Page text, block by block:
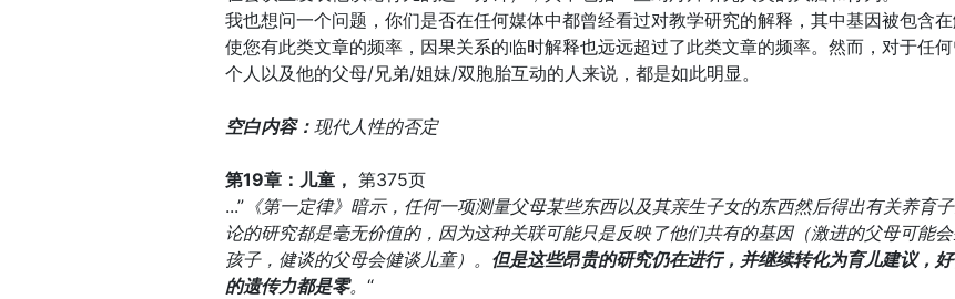
我也想问一个问题，你们是否在任何媒体中都曾经看过对教学研究的解释，其中基因被包含
使您有此类文章的频率，因果关系的临时解释也远远超过了此类文章的频率。然而，对于任
个人以及他的父母/兄弟/姐妹/双胞胎互动的人来说，都是如此明显。
空白内容： 现代人性的否定
第19章：儿童， 第375页
...” 《第一定律》暗示，任何一项测量父母某些东西以及其亲生子女的东西然后得出有关养育
论的研究都是毫无价值的，因为这种关联可能只是反映了他们共有的基因（激进的父母可能
孩子，健谈的父母会健谈儿童）。 但是这些昂贵的研究仍在进行，并继续转化为育儿建议，
的遗传力都是零。 “